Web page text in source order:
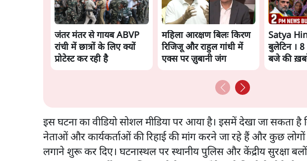
जंतर मंतर से गायब ABVP
रांची में छात्रों के लिए क्यों
प्रोटेस्ट कर रही है
महिला आरक्षण बिलः किरण
रिजिजू और राहुल गांधी में
एक्स पर ज़ुबानी जंग
Satya
बुलेटिन ।
बजे की
इस घटना का वीडियो सोशल मीडिया पर आया है। इसमें देखा जा सकता है
नेताओं और कार्यकर्ताओं की रिहाई की मांग करने जा रहे हैं और कुछ लोगों
लगाने शुरू कर दिए। घटनास्थल पर स्थानीय पुलिस और केंद्रीय सुरक्षा